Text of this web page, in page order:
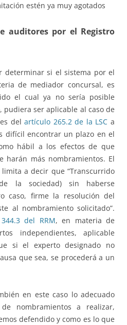
estén ya muy agotados
auditores por el Registro
determinar si el sistema por el
de mediador concursal, es
el cual ya no sería posible
ser aplicable al caso de
delartículo 265.2 de la LSC a
difícil encontrar un plazo en el
hábil a los efectos de que
harán más nombramientos. El
limita a decir que “Transcurrido
la sociedad) sin haberse
caso, firme la resolución del
al nombramiento solicitado”.
del RRM, en materia de
independientes, aplicable
si el experto designado no
que sea, se procederá a un
en este caso lo adecuado
nombramientos a realizar,
defendido y como es lo que